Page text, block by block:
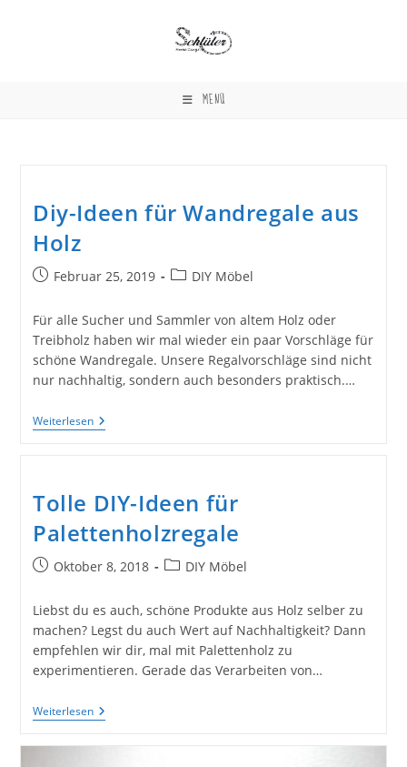
MENÜ
Diy-Ideen für Wandregale aus
Holz
BeitragFebruar 25, 2019
Beitrags-
DIY Möbel
Für alle Sucher und Sammler von altem Holz oder
Treibholz haben wir mal wieder ein paar Vorschläge für
schöne Wandregale. Unsere Regalvorschläge sind nicht
nur nachhaltig, sondern auch besonders praktisch.…
WeiterlesenDiy-
Ideen
Holz
Tolle DIY-Ideen für
Palettenholzregale
BeitragOktober 8, 2018
Beitrags-
DIY Möbel
Liebst du es auch, schöne Produkte aus Holz selber zu
machen? Legst du auch Wert auf Nachhaltigkeit? Dann
empfehlen wir dir, mal mit Palettenholz zu
experimentieren. Gerade das Verarbeiten von…
WeiterlesenTolle
DIY-